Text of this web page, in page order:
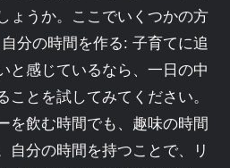
ょうか。ここでいくつかの方
分の時間を作る: 子育てに追
と感じているなら、一日の中
ことを試してみてください。
を飲む時間でも、趣味の時間
自分の時間を持つことで、リ